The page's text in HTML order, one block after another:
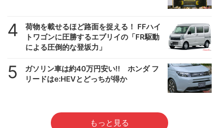
4
荷物を載せるほど路面を捉える！ FFハイ
トワゴンに圧勝するエブリイの「FR駆動
による圧倒的な登坂力」
5
ガソリン車は約40万円安い!! ホンダ フ
リードはe:HEVとどっちが得か
もっと見る